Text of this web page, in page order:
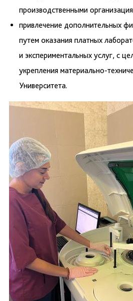
производственными
привлечение дополнительных
путем оказания платных
и экспериментальных услуг, с
укрепления материально-
Университета.